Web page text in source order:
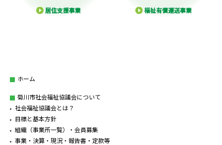
居住支援事業 福祉有償運送事業
ホーム
菊川市社会福祉協議会について
社会福祉協議会とは？
目標と基本方針
組織（事業所一覧）・会員募集
事業・決算・現況・報告書・定款等